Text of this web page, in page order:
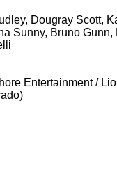
Dougray Scott,
Sunny, Bruno
Entertainment /